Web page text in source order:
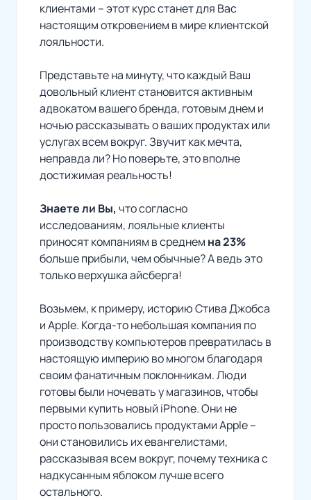
клиентами – этот курс станет для Вас
настоящим откровением в мире клиентской
лояльности.
Представьте на минуту, что каждый Ваш
довольный клиент становится активным
адвокатом вашего бренда, готовым днем и
ночью рассказывать о ваших продуктах или
услугах всем вокруг. Звучит как мечта,
неправда ли? Но поверьте, это вполне
достижимая реальность!
Знаете ли Вы, что согласно
исследованиям, лояльные клиенты
приносят компаниям в среднем на 23%
больше прибыли, чем обычные? А ведь это
только верхушка айсберга!
Возьмем, к примеру, историю Стива Джобса
и Apple. Когда-то небольшая компания по
производству компьютеров превратилась в
настоящую империю во многом благодаря
своим фанатичным поклонникам. Люди
готовы были ночевать у магазинов, чтобы
первыми купить новый iPhone. Они не
просто пользовались продуктами Apple –
они становились их евангелистами,
рассказывая всем вокруг, почему техника с
надкусанным яблоком лучше всего
остального.